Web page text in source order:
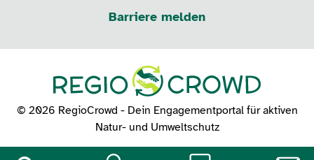
Barriere melden
© 2026 RegioCrowd - Dein Engagementportal für aktiven
Natur- und Umweltschutz